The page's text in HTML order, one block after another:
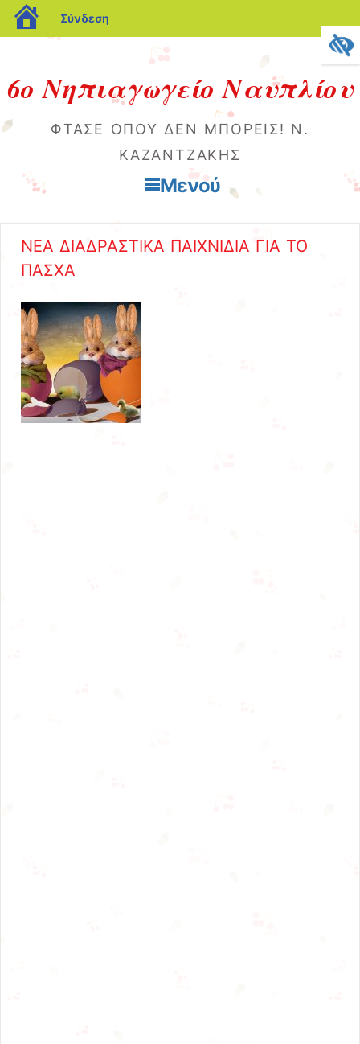
blogs.sch.gr
Σύνδεση
6ο Νηπιαγωγείο Ναυπλίου
ΦΤΆΣΕ ΌΠΟΥ ΔΕΝ ΜΠΟΡΕΊΣ! Ν.
ΚΑΖΑΝΤΖΆΚΗΣ
Μενού
ΝΕΑ ΔΙΑΔΡΑΣΤΙΚΑ ΠΑΙΧΝΙΔΙΑ ΓΙΑ ΤΟ
ΠΑΣΧΑ